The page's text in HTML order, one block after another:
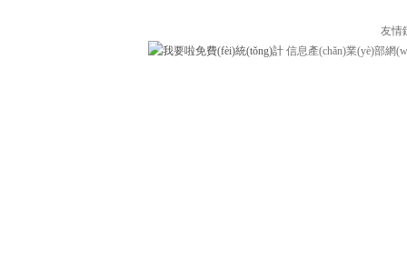
友情
信息產(chǎn)業(yè)部網